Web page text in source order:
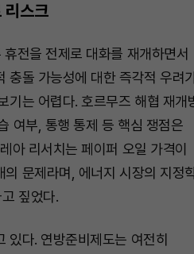
리스크
전을 전제로 대화를 재개하면서
충돌 가능성에 대한 즉각적 우려
기는 어렵다. 호르무즈 해협 재개
여부, 통행 통제 등 핵심 쟁점은
아 리서치는 페이퍼 오일 가격이
문제라며, 에너지 시장의 지정
짚었다.
있다. 연방준비제도는 여전히